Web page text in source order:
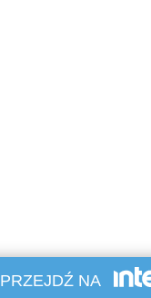
PRZEJDŹ NA